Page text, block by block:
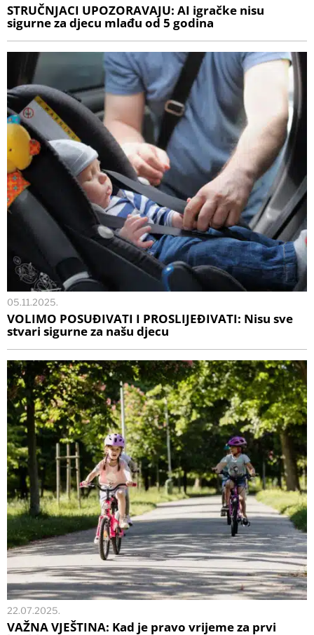
STRUČNJACI UPOZORAVAJU: AI igračke nisu
sigurne za djecu mlađu od 5 godina
05.11.2025.
VOLIMO POSUĐIVATI I PROSLIJEĐIVATI: Nisu sve
stvari sigurne za našu djecu
22.07.2025.
VAŽNA VJEŠTINA: Kad je pravo vrijeme za prvi